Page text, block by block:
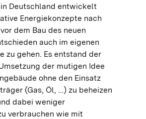
Deutschland entwickelt
Energiekonzepte nach
dem Bau des neuen
auch im eigenen
zu gehen. Es entstand der
der mutigen Idee
ohne den Einsatz
(Gas, Öl, …) zu beheizen
dabei weniger
verbrauchen wie mit